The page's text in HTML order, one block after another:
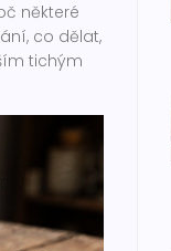
některé
co dělat,
tichým